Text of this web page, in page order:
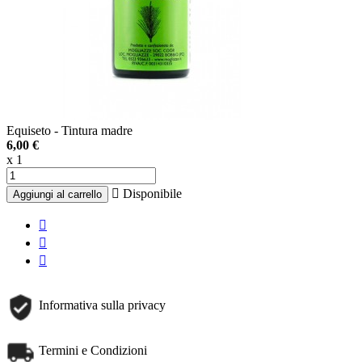
Equiseto - Tintura madre
6,00 €
x 1
Aggiungi al carrello  Disponibile
Informativa sulla privacy
Termini e Condizioni